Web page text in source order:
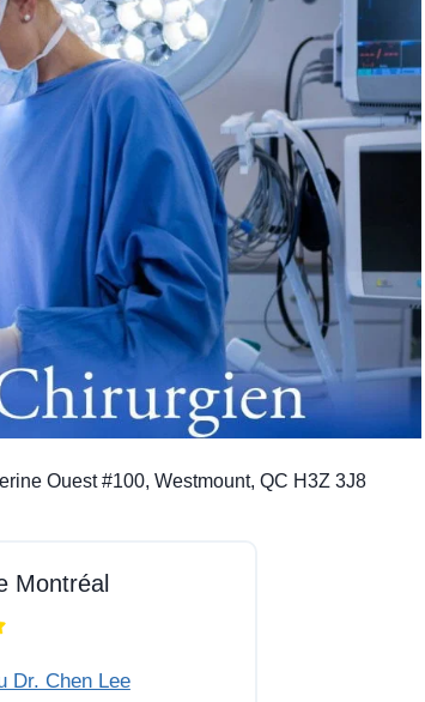
Ouest #100, Westmount, QC H3Z 3J8
Montréal
Dr. Chen Lee